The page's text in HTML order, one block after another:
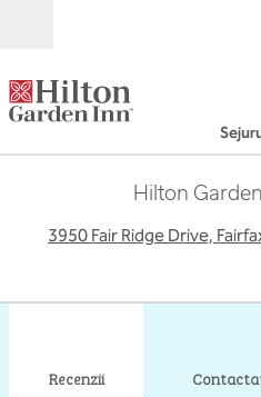
Hilton
3950 Fair Ridge Drive,
Recenzii